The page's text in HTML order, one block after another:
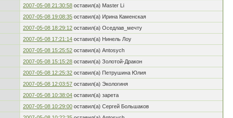
2007-05-08 21:30:58 оставил(а) Master Li
2007-05-08 19:08:35 оставил(а) Ирина Каменская
2007-05-08 18:29:12 оставил(а) Оседлав_мечту
2007-05-08 17:21:14 оставил(а) Нинель Лоу
2007-05-08 15:25:52 оставил(а) Antosych
2007-05-08 15:15:28 оставил(а) Золотой-Дракон
2007-05-08 12:25:32 оставил(а) Петрушина Юлия
2007-05-08 12:03:57 оставил(а) Экологиня
2007-05-08 10:38:04 оставил(а) зарета
2007-05-08 10:29:00 оставил(а) Сергей Большаков